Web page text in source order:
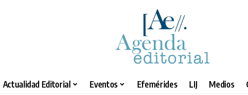
Actualidad Editorial Eventos Efemérides LIJ Medios